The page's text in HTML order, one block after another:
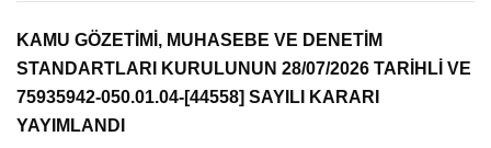
KAMU GÖZETİMİ, MUHASEBE VE DENETİM
STANDARTLARI KURULUNUN 28/07/2026 TARİHLİ VE
75935942-050.01.04-[44558] SAYILI KARARI
YAYIMLANDI